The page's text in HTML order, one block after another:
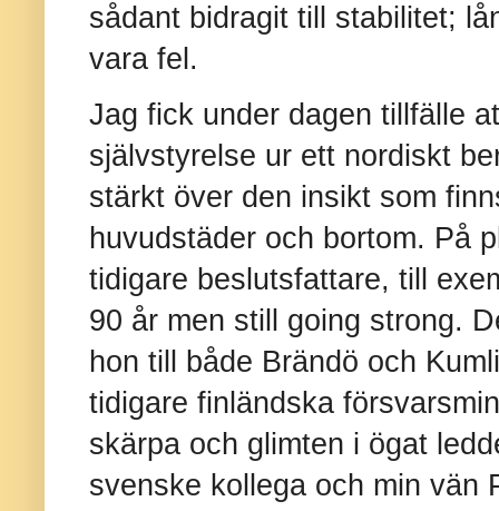
sådant bidragit till stabilitet;
vara fel.
Jag fick under dagen tillfälle
självstyrelse ur ett nordiskt
stärkt över den insikt som
huvudstäder och bortom. På
tidigare beslutsfattare, till
90 år men still going strong.
hon till både Brändö och
tidigare finländska
skärpa och glimten i ögat
svenske kollega och min vän